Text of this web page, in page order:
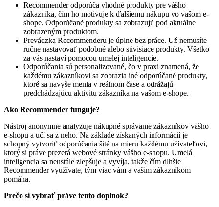
Recommender odporúča vhodné produkty pre vášho
zákazníka, čím ho motivuje k ďalšiemu nákupu vo vašom e-
shope. Odporúčané produkty sa zobrazujú pod aktuálne
zobrazeným produktom.
Prevádzka Recommenderu je úplne bez práce. Už nemusíte
ručne nastavovať podobné alebo súvisiace produkty. Všetko
za vás nastaví pomocou umelej inteligencie.
Odporúčania sú personalizované, čo v praxi znamená, že
každému zákazníkovi sa zobrazia iné odporúčané produkty,
ktoré sa navyše menia v reálnom čase a odrážajú
predchádzajúcu aktivitu zákazníka na vašom e-shope.
Ako Recommender funguje?
Nástroj anonymne analyzuje nákupné správanie zákazníkov vášho
e-shopu a učí sa z neho. Na základe získaných informácií je
schopný vytvoriť odporúčania šité na mieru každému užívateľovi,
ktorý si práve prezerá webové stránky vášho e-shopu. Umelá
inteligencia sa neustále zlepšuje a vyvíja, takže čím dlhšie
Recommender využívate, tým viac vám a vašim zákazníkom
pomáha.
Prečo si vybrať práve tento doplnok?